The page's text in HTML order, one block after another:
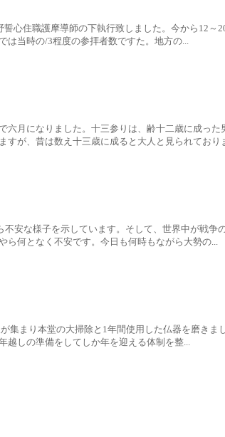
心住職護摩導師の下執行致しました。今から12
は当時の/3程度の参拝者数ですた。地方の...
月になりました。十三参りは、齢十二歳に成っ
が、昔は数え十三歳に成ると大人と見られており
安な様子を示しています。そして、世界中が戦
ら何となく不安です。今日も何時もながら大勢の...
集まり本堂の大掃除と1年間使用した仏器を磨き
越しの準備をしてしか年を迎える体制を整...